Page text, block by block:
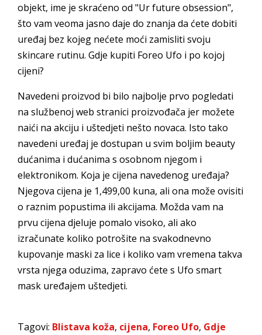
objekt, ime je skraćeno od "Ur future obsession",
što vam veoma jasno daje do znanja da ćete dobiti
uređaj bez kojeg nećete moći zamisliti svoju
skincare rutinu. Gdje kupiti Foreo Ufo i po kojoj
cijeni?
Navedeni proizvod bi bilo najbolje prvo pogledati
na službenoj web stranici proizvođača jer možete
naići na akciju i uštedjeti nešto novaca. Isto tako
navedeni uređaj je dostupan u svim boljim beauty
dućanima i dućanima s osobnom njegom i
elektronikom. Koja je cijena navedenog uređaja?
Njegova cijena je 1,499,00 kuna, ali ona može ovisiti
o raznim popustima ili akcijama. Možda vam na
prvu cijena djeluje pomalo visoko, ali ako
izračunate koliko potrošite na svakodnevno
kupovanje maski za lice i koliko vam vremena takva
vrsta njega oduzima, zapravo ćete s Ufo smart
mask uređajem uštedjeti.
Tagovi: Blistava koža, cijena, Foreo Ufo, Gdje